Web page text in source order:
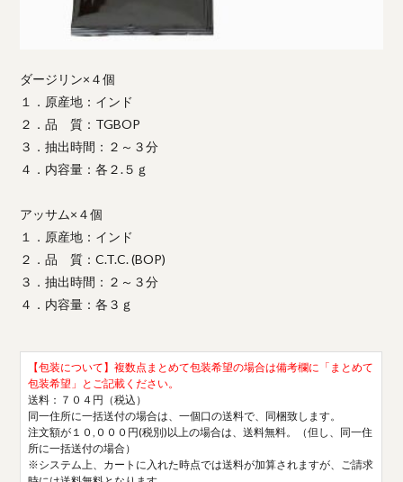
ダージリン×４個
１．原産地：インド
２．品 質：TGBOP
３．抽出時間：２～３分
４．内容量：各２.５ｇ
アッサム×４個
１．原産地：インド
２．品 質：C.T.C. (BOP)
３．抽出時間：２～３分
４．内容量：各３ｇ
【包装について】複数点まとめて包装希望の場合は備考欄に「まとめて
包装希望」とご記載ください。
送料：７０４円（税込）
同一住所に一括送付の場合は、一個口の送料で、同梱致します。
注文額が１０,０００円(税別)以上の場合は、送料無料。（但し、同一住
所に一括送付の場合）
※システム上、カートに入れた時点では送料が加算されますが、ご請求